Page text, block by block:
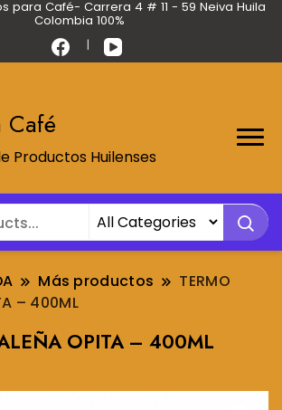
para Café- Carrera 4 # 11 - 59 Neiva Huila
Colombia 100%
Productos Huilenses
Más productos
TERMO
– 400ML
OPITA – 400ML